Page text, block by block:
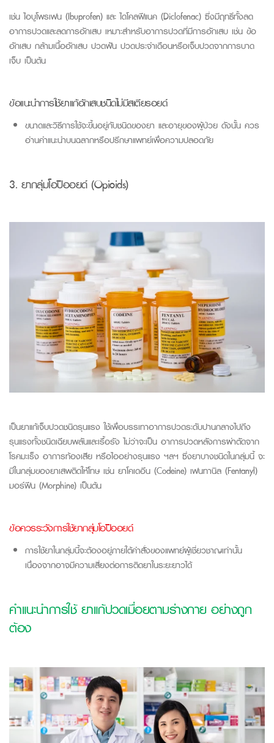
เช่น ไอบูโพรเฟน (Ibuprofen) และไดโคลฟีแนค (Diclofenac) ซึ่งมีฤทธิ์ทั้งลด
อาการปวดและลดการอักเสบ เหมาะสำหรับอาการปวดที่มีการอักเสบ เช่น ข้อ
อักเสบ กล้ามเนื้ออักเสบ ปวดฟัน ปวดประจำเดือนหรือเจ็บปวดจากการบาด
เจ็บ เป็นต้น
ข้อแนะนำการใช้ยาแก้อักเสบชนิดไม่มีสเตียรอยด์
ขนาดและวิธีการใช้จะขึ้นอยู่กับชนิดของยา และอายุของผู้ป่วย ดังนั้น ควร
อ่านคำแนะนำบนฉลากหรือปรึกษาแพทย์เพื่อความปลอดภัย
3. ยากลุ่มโอปิออยด์(Opioids)
เป็นยาแก้เจ็บปวดชนิดรุนแรง ใช้เพื่อบรรเทาอาการปวดระดับปานกลางไปถึง
รุนแรงทั้งชนิดเฉียบพลันและเรื้อรังไม่ว่าจะเป็น อาการปวดหลังการผ่าตัดจาก
โรคมะเร็ง อาการท้องเสีย หรือไออย่างรุนแรง ฯลฯ ซึ่งยาบางชนิดในกลุ่มนี้ จะ
มีในกลุ่มของยาเสพติดให้โทษ เช่น ยาโคเดอีน (Codeine) เฟนทานิล (Fentanyl)
มอร์ฟีน (Morphine) เป็นต้น
ข้อควรระวังการใช้ยากลุ่มโอปิออยด์
การใช้ยาในกลุ่มนี้จะต้องอยู่ภายใต้คำสั่งของแพทย์ผู้เชี่ยวชาญเท่านั้น
เนื่องจากอาจมีความเสี่ยงต่อการติดยาในระยะยาวได้
คำแนะนำการใช้ ยาแก้ปวดเมื่อยตามร่างกาย อย่างถูก
ต้อง